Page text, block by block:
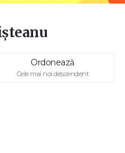
Ordonează
Cele mai noi descendent